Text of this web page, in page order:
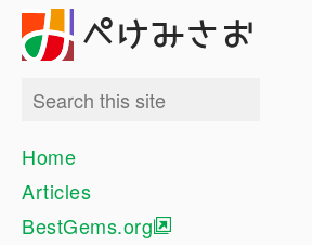
ぺけみさお
Home
Articles
BestGems.org